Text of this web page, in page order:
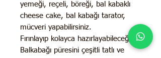
yemeği, reçeli, böreği, bal kabaklı
cheese cake, bal kabağı tarator,
mücveri yapabilirsiniz.
Fırınlayıp kolayca hazırlayabileceğiniz
Balkabağı püresini çeşitli tatlı ve